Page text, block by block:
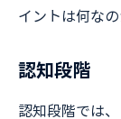
イントは何な
認知段階
認知段階では